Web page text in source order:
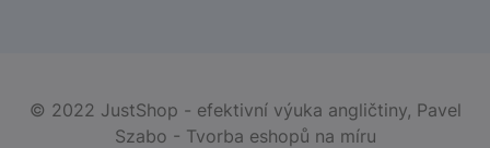
© 2022 JustShop - efektivní výuka angličtiny, Pavel
Szabo - Tvorba eshopů na míru